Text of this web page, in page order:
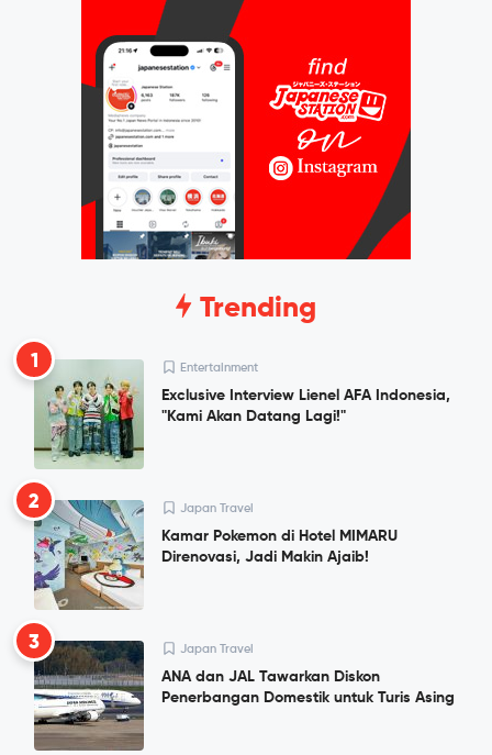
Trending
1 Entertainment
Exclusive Interview Lienel AFA Indonesia,
"Kami Akan Datang Lagi!"
2 Japan Travel
Kamar Pokemon di Hotel MIMARU
Direnovasi, Jadi Makin Ajaib!
3 Japan Travel
ANA dan JAL Tawarkan Diskon
Penerbangan Domestik untuk Turis Asing